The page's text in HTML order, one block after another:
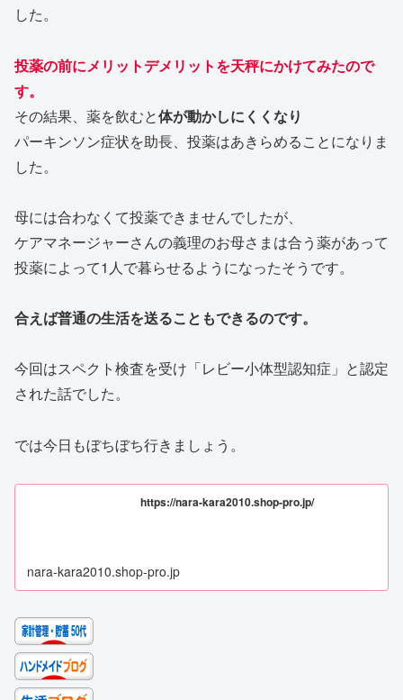
した。
投薬の前にメリットデメリットを天秤にかけてみたので
す。
その結果、薬を飲むと体が動かしにくくなり
パーキンソン症状を助長、投薬はあきらめることになりま
した。
母には合わなくて投薬できませんでしたが、
ケアマネージャーさんの義理のお母さまは合う薬があって
投薬によって1人で暮らせるようになったそうです。
合えば普通の生活を送ることもできるのです。
今回はスペクト検査を受け「レビー小体型認知症」と認定
された話でした。
では今日もぼちぼち行きましょう。
https://nara-kara2010.shop-pro.jp/
nara-kara2010.shop-pro.jp